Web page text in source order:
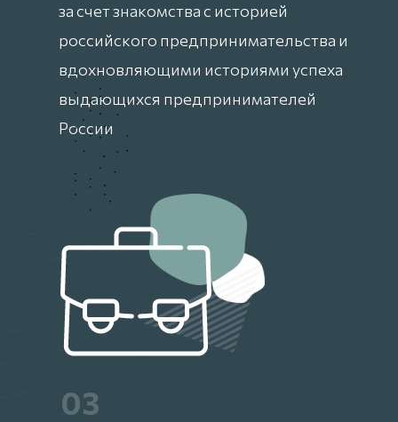
за счет знакомства с историей
российского предпринимательства и
вдохновляющими историями успеха
выдающихся предпринимателей
России
03